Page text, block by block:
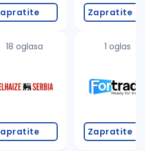
18 oglasa
Zapratite
1 oglas
Zapratite